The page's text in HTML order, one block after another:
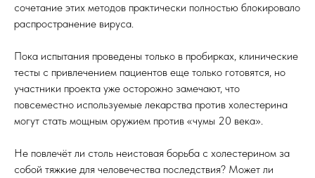
сочетание этих методов практически полностью блокировало
распространение вируса.
Пока испытания проведены только в пробирках, клинические
тесты с привлечением пациентов еще только готовятся, но
участники проекта уже осторожно замечают, что
повсеместно используемые лекарства против холестерина
могут стать мощным оружием против «чумы 20 века».
Не повлечёт ли столь неистовая борьба с холестерином за
собой тяжкие для человечества последствия? Может ли